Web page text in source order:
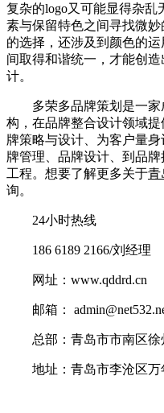
复杂的logo又可能显得杂乱
素与保留特色之间寻找微
的选择，还涉及到颜色的
间取得和谐统一，才能创
计。
多荣多品牌策划是一家
构，在品牌整合设计领域
牌策略与设计、为客户量
牌管理、品牌设计、到品
工程。想要了解更多关于青
询。
24小时热线
186 6189 2166/刘经理
网址：www.qddrd.cn
邮箱：
总部：青岛市市南区徐
地址：青岛市李沧区万